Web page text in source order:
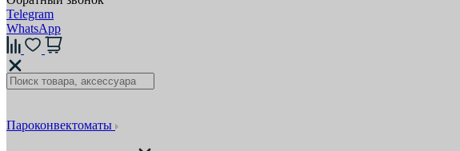
Telegram
WhatsApp
Пароконвектоматы